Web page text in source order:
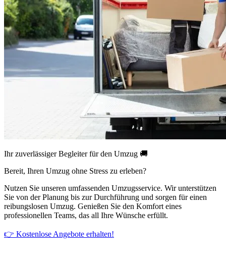
Ihr zuverlässiger Begleiter für den Umzug 🚚
Bereit, Ihren Umzug ohne Stress zu erleben?
Nutzen Sie unseren umfassenden Umzugsservice. Wir unterstützen
Sie von der Planung bis zur Durchführung und sorgen für einen
reibungslosen Umzug. Genießen Sie den Komfort eines
professionellen Teams, das all Ihre Wünsche erfüllt.
👉 Kostenlose Angebote erhalten!